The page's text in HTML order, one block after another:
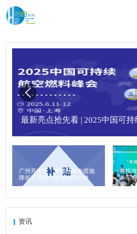
最新亮点抢先看 | 2025中国可
广州开发区、黄埔区发布措施
降低车用氢气终端销售价格
将投
单车
资讯